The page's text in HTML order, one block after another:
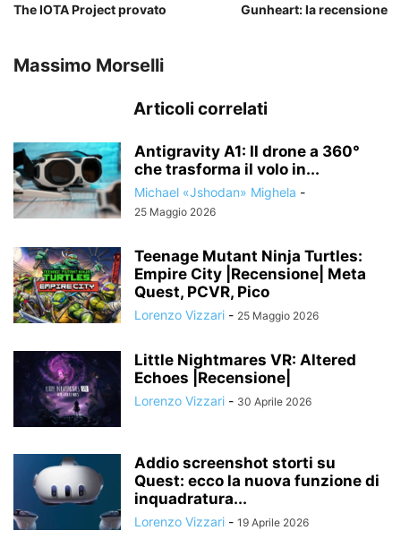
The IOTA Project provato Gunheart: la recensione
Massimo Morselli
Articoli correlati
Antigravity A1: Il drone a 360°
che trasforma il volo in...
Michael «Jshodan» Mighela -
25 Maggio 2026
Teenage Mutant Ninja Turtles:
Empire City |Recensione| Meta
Quest, PCVR, Pico
Lorenzo Vizzari - 25 Maggio 2026
Little Nightmares VR: Altered
Echoes |Recensione|
Lorenzo Vizzari - 30 Aprile 2026
Addio screenshot storti su
Quest: ecco la nuova funzione di
inquadratura...
Lorenzo Vizzari - 19 Aprile 2026